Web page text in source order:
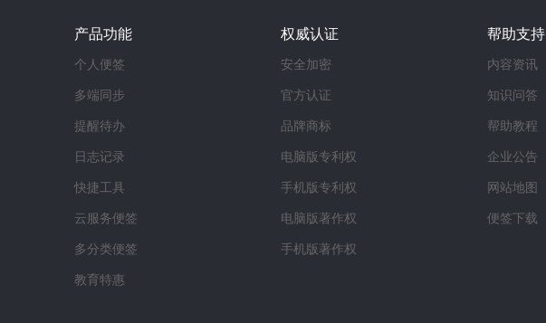
产品功能
个人便签
多端同步
提醒待办
日志记录
快捷工具
云服务便签
多分类便签
教育特惠
权威认证
安全加密
官方认证
品牌商标
电脑版专利权
手机版专利权
电脑版著作权
手机版著作权
帮助支持
内容资讯
知识问答
帮助教程
企业公告
网站地图
便签下载